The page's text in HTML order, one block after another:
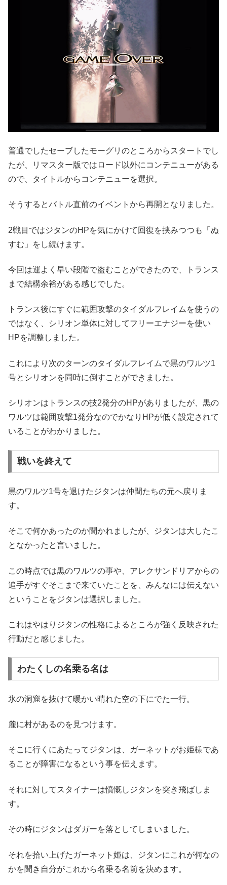
普通でしたセーブしたモーグリのところからスタートでし
たが、リマスター版ではロード以外にコンテニューがある
ので、タイトルからコンテニューを選択。
そうするとバトル直前のイベントから再開となりました。
2戦目ではジタンのHPを気にかけて回復を挟みつつも「ぬ
すむ」をし続けます。
今回は運よく早い段階で盗むことができたので、トランス
まで結構余裕がある感じでした。
トランス後にすぐに範囲攻撃のタイダルフレイムを使うの
ではなく、シリオン単体に対してフリーエナジーを使い
HPを調整しました。
これにより次のターンのタイダルフレイムで黒のワルツ1
号とシリオンを同時に倒すことができました。
シリオンはトランスの技2発分のHPがありましたが、黒の
ワルツは範囲攻撃1発分なのでかなりHPが低く設定されて
いることがわかりました。
戦いを終えて
黒のワルツ1号を退けたジタンは仲間たちの元へ戻りま
す。
そこで何かあったのか聞かれましたが、ジタンは大したこ
となかったと言いました。
この時点では黒のワルツの事や、アレクサンドリアからの
追手がすぐそこまで来ていたことを、みんなには伝えない
ということをジタンは選択しました。
これはやはりジタンの性格によるところが強く反映された
行動だと感じました。
わたくしの名乗る名は
氷の洞窟を抜けて暖かい晴れた空の下にでた一行。
麓に村があるのを見つけます。
そこに行くにあたってジタンは、ガーネットがお姫様であ
ることが障害になるという事を伝えます。
それに対してスタイナーは憤慨しジタンを突き飛ばしま
す。
その時にジタンはダガーを落としてしまいました。
それを拾い上げたガーネット姫は、ジタンにこれが何なの
かを聞き自分がこれから名乗る名前を決めます。